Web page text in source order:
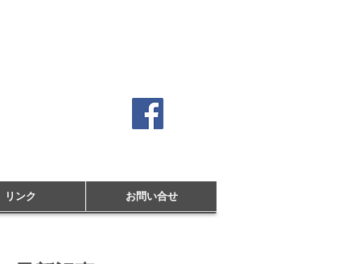
リンク お問い合せ